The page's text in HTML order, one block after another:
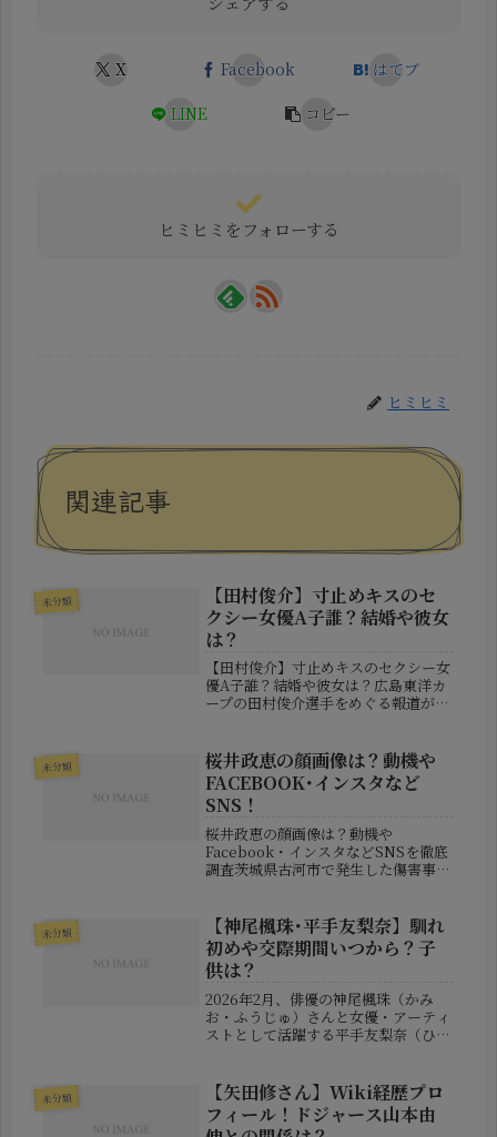
X Facebook
はてブ
LINE
コピー
ヒミヒミをフォローする
ヒミヒミ
関連記事
未分類
【田村俊介】寸止めキスのセ
クシー女優A子誰？結婚や彼女
は？
【田村俊介】寸止めキスのセクシー女
優A子誰？結婚や彼女は？広島東洋カ
ープの田村俊介選手をめぐる報道が、
み会に参加した様子が報じられ、その
場には匿名の「人気セクシー女優A
子」...
未分類
桜井政恵の顔画像は？動機や
FACEBOOK･インスタなど
SNS！
桜井政恵の顔画像は？動機や
Facebook・インスタなどSNSを徹底
調査茨城県古河市で発生した傷害事件
トの桜井政恵容疑者（49）です。報道
によると、同居していた42歳の女性...
未分類
【神尾楓珠･平手友梨奈】馴れ
初めや交際期間いつから？子
供は？
2026年2月、俳優の神尾楓珠（かみ
お・ふうじゅ）さんと女優・アーティ
ストとして活躍する平手友梨奈（ひら
た。これまでに特に熱愛報道もなかっ
た2人だけに、「いつから付き合っ
て...
未分類
【矢田修さん】Wiki経歴プロ
フィール！ドジャース山本由